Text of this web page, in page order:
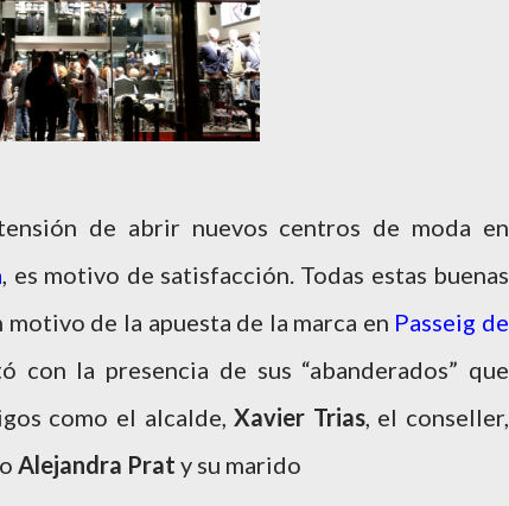
de abrir nuevos centros de moda en
, es motivo de satisfacción. Todas estas buenas
de la apuesta de la marca en Passeig de
con la presencia de sus “abanderados” que
como el alcalde, Xavier Trias, el conseller,
o Alejandra Prat y su marido